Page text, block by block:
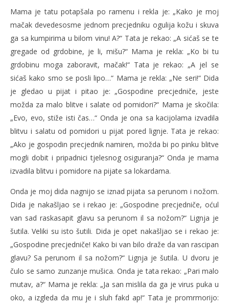
Mama je tatu potapšala po ramenu i rekla je: „Kako je moj
mačak devedesosme jednom precjedniku ogulija kožu i skuva
ga sa kumpirima u bilom vinu! A?“ Tata je rekao: „A sićaš se te
gregade od grdobine, je li, mišu?“ Mama je rekla: „Ko bi tu
grdobinu moga zaboravit, mačak!“ Tata je rekao: „A jel se
sićaš kako smo se posli lipo…“ Mama je rekla: „Ne seri!“ Dida
je gledao u pijat i pitao je: „Gospodine precjedniče, jeste
možda za malo blitve i salate od pomidori?“ Mama je skočila:
„Evo, evo, stiže isti čas…“ Onda je ona sa kacijolama izvadila
blitvu i salatu od pomidori u pijat pored lignje. Tata je rekao:
„Ako je gospodin precjednik namiren, možda bi po pinku blitve
mogli dobit i pripadnici tjelesnog osiguranja?“ Onda je mama
izvadila blitvu i pomidore na pijate sa lokardama.
Onda je moj dida nagnijo se iznad pijata sa perunom i nožom.
Dida je nakašljao se i rekao je: „Gospodine precjedniče, oćul
van sad raskasapit glavu sa perunom il sa nožom?“ Lignja je
šutila. Veliki su isto šutili. Dida je opet nakašljao se i rekao je:
„Gospodine precjedniče! Kako bi van bilo draže da van rascipan
glavu? Sa perunom il sa nožom?“ Lignja je šutila. U dvoru je
čulo se samo zunzanje mušica. Onda je tata rekao: „Pari malo
mutav, a?“ Mama je rekla: „Ja san mislila da ga je virus puka u
oko, a izgleda da mu je i sluh fakd ap!“ Tata je promrmorijo: